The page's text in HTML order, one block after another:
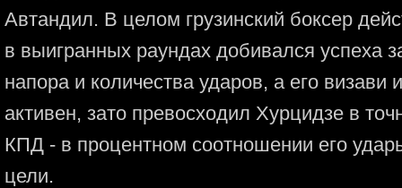
Автандил. В целом грузинский боксер
в выигранных раундах добивался успеха
напора и количества ударов, а его
активен, зато превосходил Хурцидзе в
КПД - в процентном соотношении его
цели.